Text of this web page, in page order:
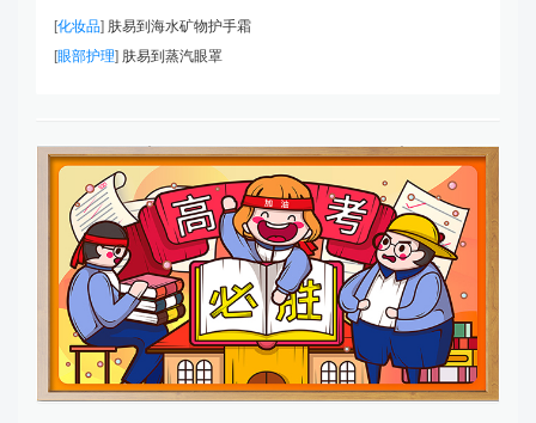
[化妆品] 肤易到海水矿物护手霜
[眼部护理] 肤易到蒸汽眼罩